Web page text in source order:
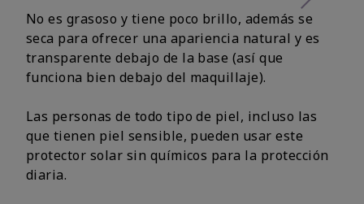
No es grasoso y tiene poco brillo, además se
seca para ofrecer una apariencia natural y es
transparente debajo de la base (así que
funciona bien debajo del maquillaje).
Las personas de todo tipo de piel, incluso las
que tienen piel sensible, pueden usar este
protector solar sin químicos para la protección
diaria.